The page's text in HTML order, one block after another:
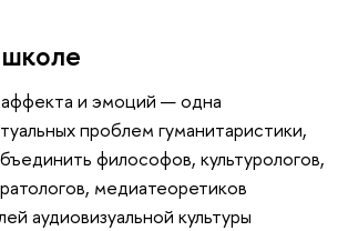
и эмоций — одна
проблем гуманитаристики,
философов, культурологов,
медиатеоретиков
аудиовизуальной культуры